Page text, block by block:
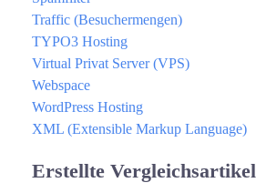
Traffic (Besuchermengen)
TYPO3 Hosting
Virtual Privat Server (VPS)
Webspace
WordPress Hosting
XML (Extensible Markup Language)
Erstellte Vergleichsartikel